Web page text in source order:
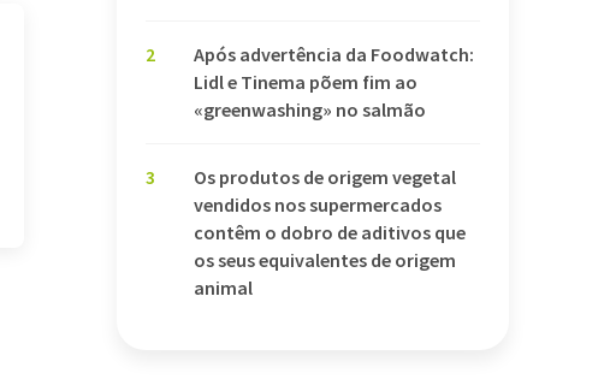
2
Após advertência da Foodwatch:
Lidl e Tinema põem fim ao
«greenwashing» no salmão
3
Os produtos de origem vegetal
vendidos nos supermercados
contêm o dobro de aditivos que
os seus equivalentes de origem
animal